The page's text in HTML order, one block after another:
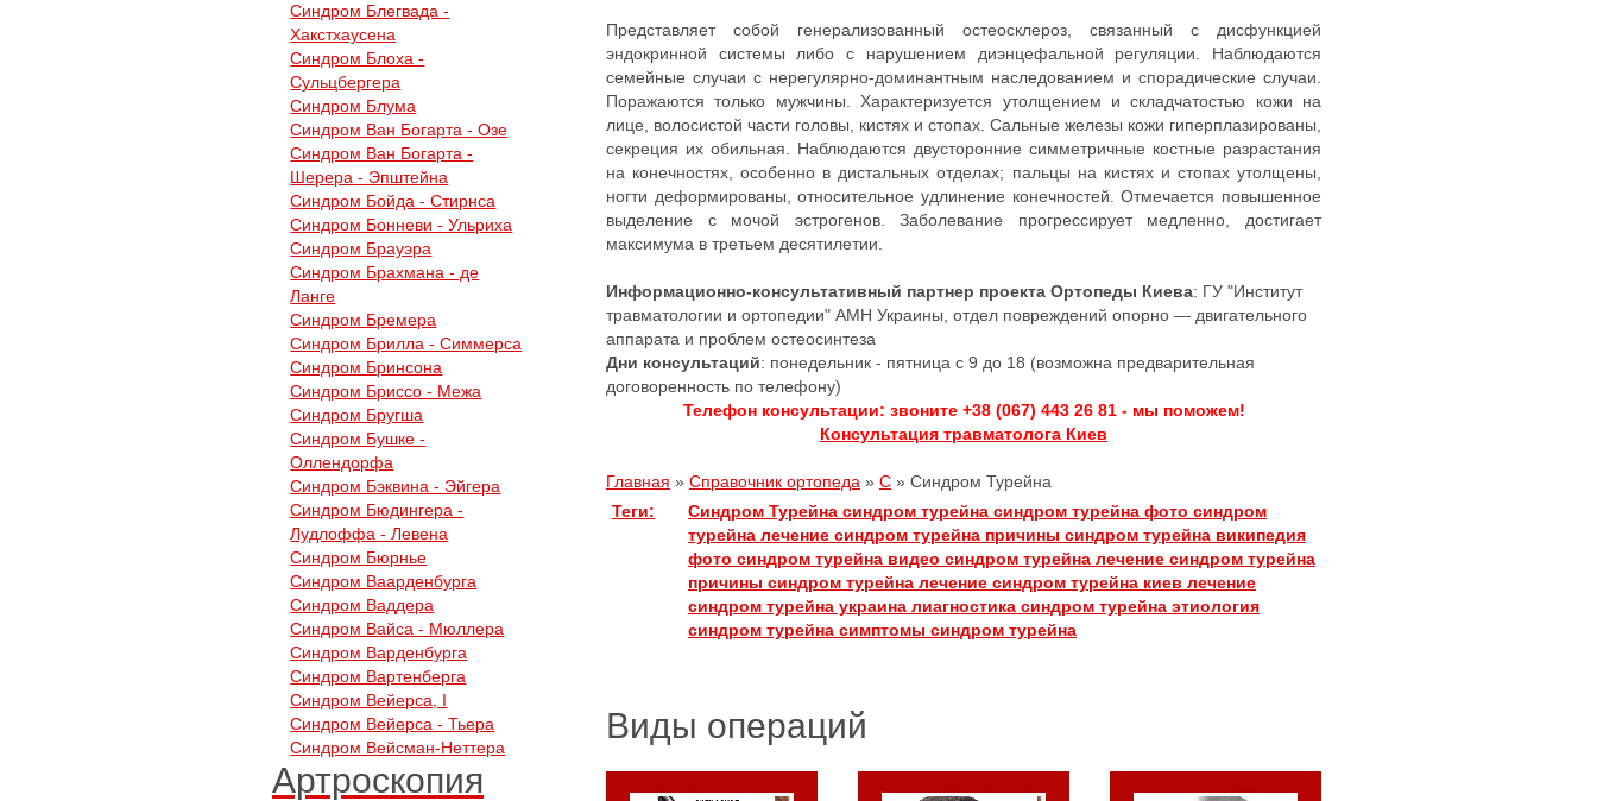
Синдром Блегвада -
Хакстхаусена
Синдром Блоха -
Сульцбергера
Синдром Блума
Синдром Ван Богарта - Озе
Синдром Ван Богарта -
Шерера - Эпштейна
Синдром Бойда - Стирнса
Синдром Бонневи - Ульриха
Синдром Брауэра
Синдром Брахмана - де
Ланге
Синдром Бремера
Синдром Брилла - Симмерса
Синдром Бринсона
Синдром Бриссо - Межа
Синдром Бругша
Синдром Бушке -
Оллендорфа
Синдром Бэквина - Эйгера
Синдром Бюдингера -
Лудлоффа - Левена
Синдром Бюрнье
Синдром Ваарденбурга
Синдром Ваддера
Синдром Вайса - Мюллера
Синдром Варденбурга
Синдром Вартенберга
Синдром Вейерса, I
Синдром Вейерса - Тьера
Синдром Вейсман-Неттера
Артроскопия
Представляет собой генерализованный остеосклероз, связанный с дисфункцией
эндокринной системы либо с нарушением диэнцефальной регуляции. Наблюдаются
семейные случаи с нерегулярно-доминантным наследованием и спорадические случаи.
Поражаются только мужчины. Характеризуется утолщением и складчатостью кожи на
лице, волосистой части головы, кистях и стопах. Сальные железы кожи гиперплазированы,
секреция их обильная. Наблюдаются двусторонние симметричные костные разрастания
на конечностях, особенно в дистальных отделах; пальцы на кистях и стопах утолщены,
ногти деформированы, относительное удлинение конечностей. Отмечается повышенное
выделение с мочой эстрогенов. Заболевание прогрессирует медленно, достигает
максимума в третьем десятилетии.
Информационно-консультативный партнер проекта Ортопеды Киева: ГУ "Институт
травматологии и ортопедии" АМН Украины, отдел повреждений опорно — двигательного
аппарата и проблем остеосинтеза
Дни консультаций: понедельник - пятница с 9 до 18 (возможна предварительная
договоренность по телефону)
Телефон консультации: звоните +38 (067) 443 26 81 - мы поможем!
Консультация травматолога Киев
Главная » Справочник ортопеда » С » Синдром Турейна
Теги:
Синдром Турейна синдром турейна синдром турейна фото синдром
турейна лечение синдром турейна причины синдром турейна википедия
фото синдром турейна видео синдром турейна лечение синдром турейна
причины синдром турейна лечение синдром турейна киев лечение
синдром турейна украина лиагностика синдром турейна этиология
синдром турейна симптомы синдром турейна
Виды операций